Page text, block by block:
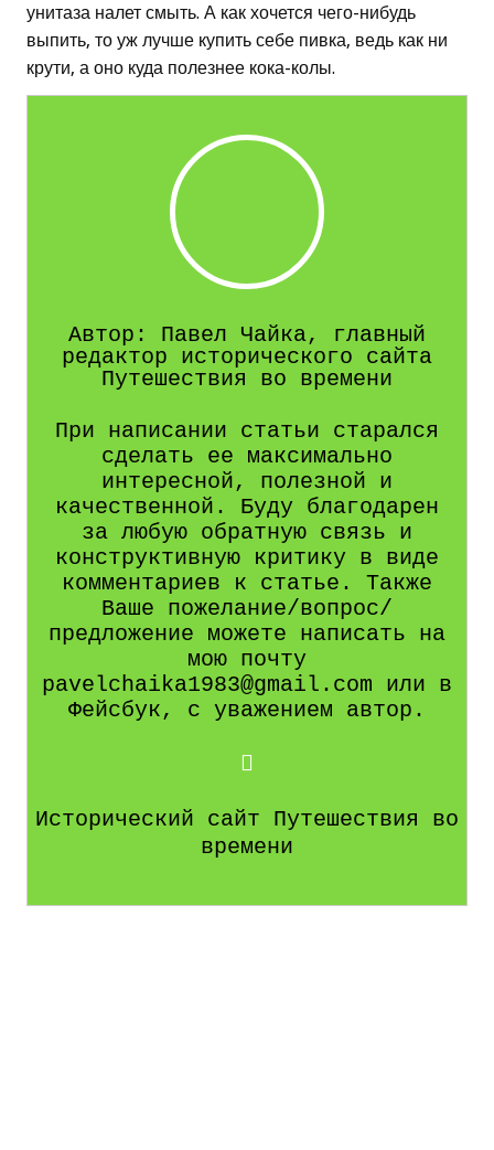
унитаза налет смыть. А как хочется чего-нибудь
выпить, то уж лучше купить себе пивка, ведь как ни
крути, а оно куда полезнее кока-колы.
Автор: Павел Чайка, главный
редактор исторического сайта
Путешествия во времени
При написании статьи старался
сделать ее максимально
интересной, полезной и
качественной. Буду благодарен
за любую обратную связь и
конструктивную критику в виде
комментариев к статье. Также
Ваше пожелание/вопрос/
предложение можете написать на
мою почту
pavelchaika1983@gmail.com или в
Фейсбук, с уважением автор.
Исторический сайт Путешествия во
времени